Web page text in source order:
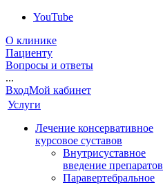
YouTube
О клинике
Пациенту
Вопросы и ответы
...
ВходМой кабинет
Услуги
Лечение консервативное
курсовое суставов
Внутрисуставное
введение препаратов
Паравертебральное